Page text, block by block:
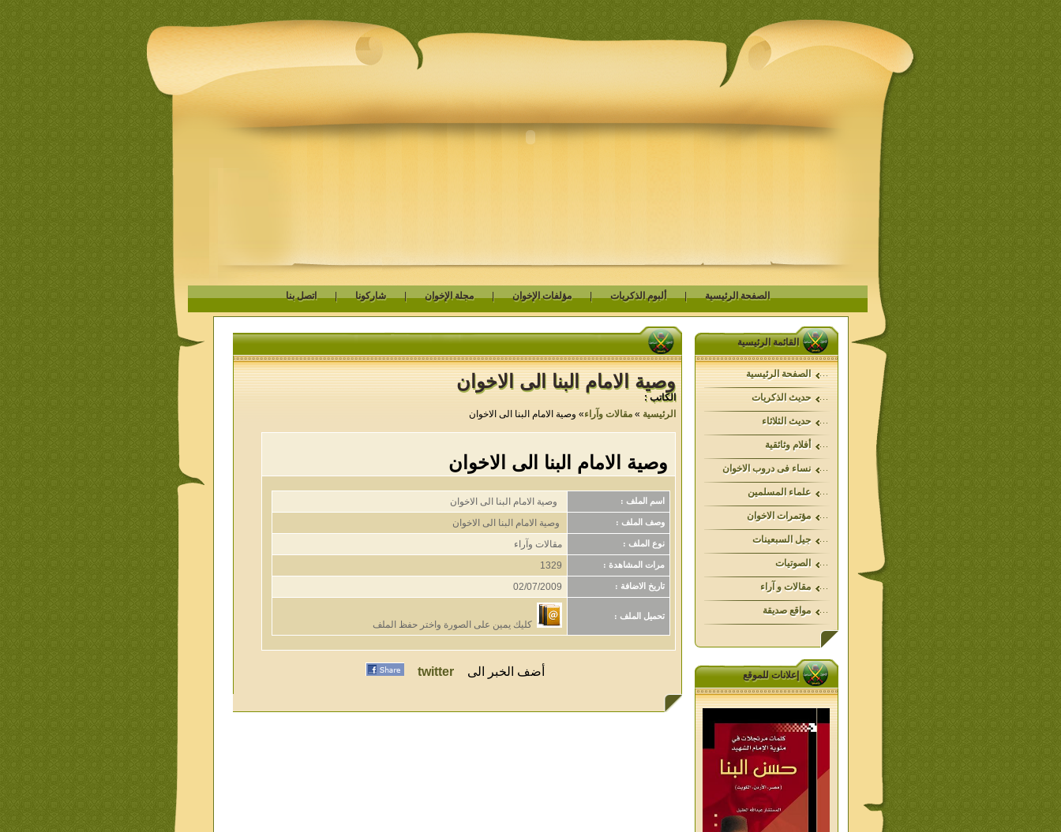
الصفحة الرئيسية | ألبوم الذكريات | مؤلفات الإخوان | مجلة الإخوان | شاركونا | اتصل بنا
القائمة الرئيسية
الصفحة الرئيسية
حديث الذكريات
حديث الثلاثاء
أفلام وثائقية
نساء فى دروب الاخوان
علماء المسلمين
مؤتمرات الاخوان
جيل السبعينات
الصوتيات
مقالات و آراء
مواقع صديقة
إعلانات للموقع
وصية الامام البنا الى الاخوان
الكاتب :
الرئيسية »مقالات وآراء» وصية الامام البنا الى الاخوان
وصية الامام البنا الى الاخوان
اسم الملف : وصية الامام البنا الى الاخوان
وصف الملف : وصية الامام البنا الى الاخوان
نوع الملف : مقالات وآراء
مرات المشاهدة : 1329
تاريخ الاضافة : 02/07/2009
تحميل الملف :
كليك يمين على الصورة واختر حفظ الملف
أضف الخبر الى twitter